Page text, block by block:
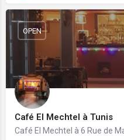
Café El Mechtel à Tunis
OPEN